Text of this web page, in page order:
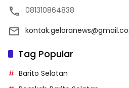
081310864838
Tag Popular
Barito Selatan